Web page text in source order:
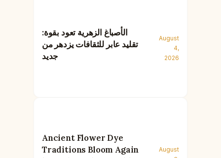
الأصباغ الزهرية تعود بقوة:
تقليد عابر للثقافات يزدهر من
جديد
August
4,
2026
Ancient Flower Dye
Traditions Bloom Again
August